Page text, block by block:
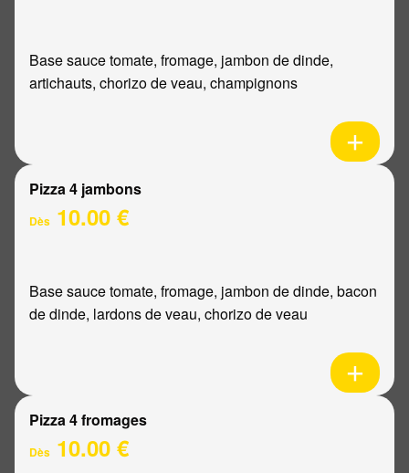
Base sauce tomate, fromage, jambon de dinde,
artichauts, chorizo de veau, champignons
Pizza 4 jambons
Dès 10.00 €
Base sauce tomate, fromage, jambon de dinde, bacon
de dinde, lardons de veau, chorizo de veau
Pizza 4 fromages
Dès 10.00 €